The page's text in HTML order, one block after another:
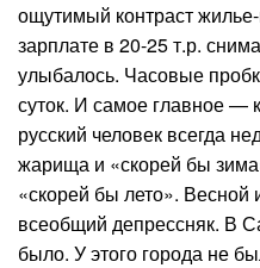
ощутимый контраст
зарплате в 20-25 т.р.
улыбалось. Часовые
суток. И самое главное —
русский человек всегда
жарища и «скорей бы
«скорей бы лето». Весной
всеобщий депрессняк. В
было. У этого города не